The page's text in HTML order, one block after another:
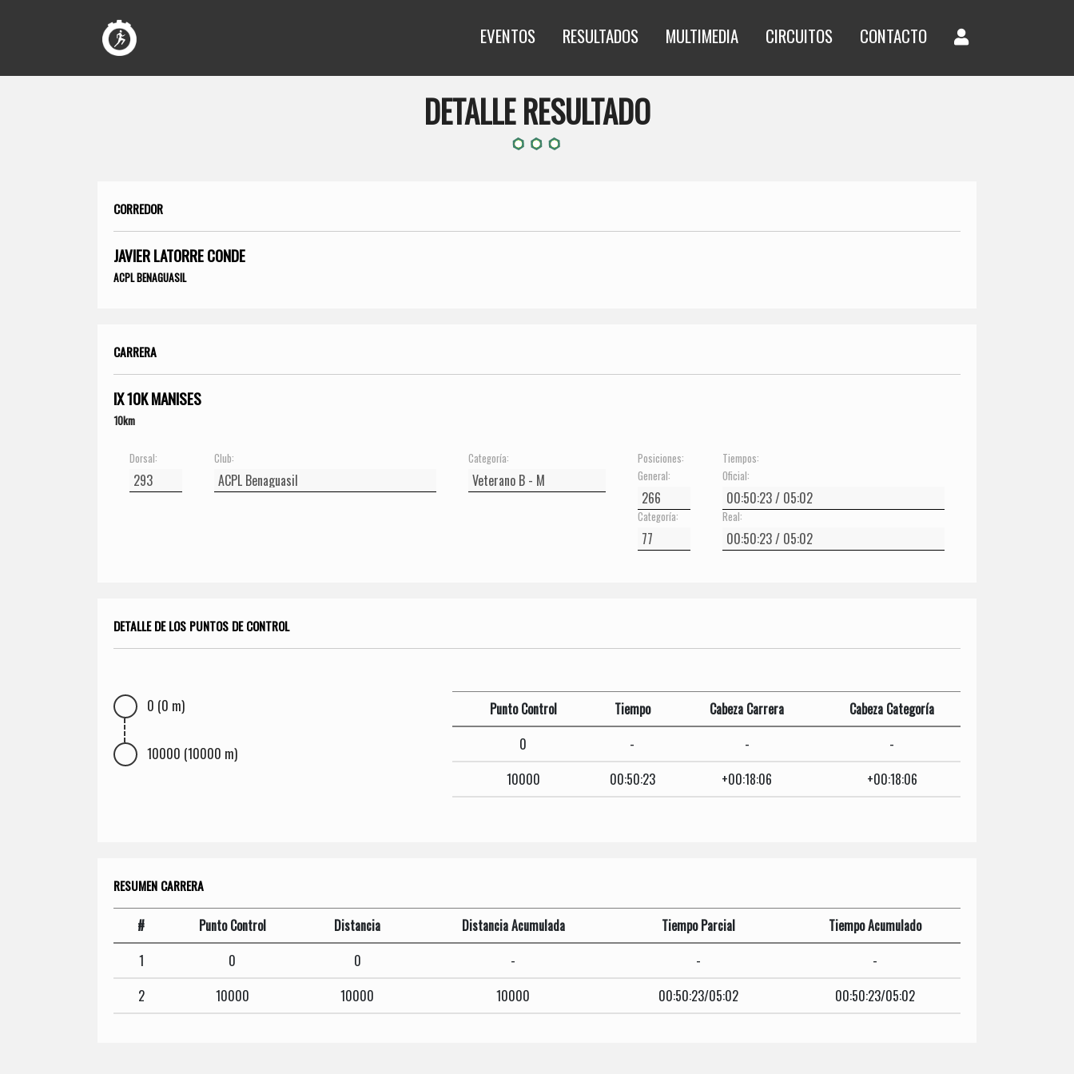
EVENTOS RESULTADOS MULTIMEDIA CIRCUITOS CONTACTO
DETALLE RESULTADO
CORREDOR
JAVIER LATORRE CONDE
ACPL BENAGUASIL
CARRERA
IX 10K MANISES
10km
Dorsal: Club: Categoría:
Posiciones:
General:
Categoría:
Tiempos:
Oficial:
Real:
DETALLE DE LOS PUNTOS DE CONTROL
0 (0 m)
10000 (10000 m)
Punto Control Tiempo Cabeza Carrera
Cabeza Categoría
0
- -
-
10000
00:50:23 +00:18:06 +00:18:06
RESUMEN CARRERA
# Punto Control Distancia Distancia Acumulada Tiempo Parcial
Tiempo Acumulado
1
0 0 - -
-
2
10000 10000 10000 00:50:23/05:02 00:50:23/05:02